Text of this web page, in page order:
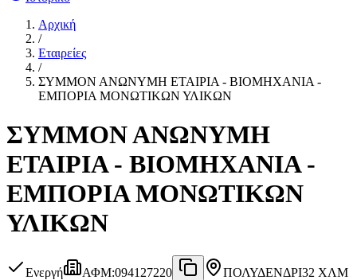
Αρχική
/
Εταιρείες
/
ΣΥΜΜΟΝ ΑΝΩΝΥΜΗ ΕΤΑΙΡΙΑ - ΒΙΟΜΗΧΑΝΙΑ -
ΕΜΠΟΡΙΑ ΜΟΝΩΤΙΚΩΝ ΥΛΙΚΩΝ
ΣΥΜΜΟΝ ΑΝΩΝΥΜΗ
ΕΤΑΙΡΙΑ - ΒΙΟΜΗΧΑΝΙΑ -
ΕΜΠΟΡΙΑ ΜΟΝΩΤΙΚΩΝ
ΥΛΙΚΩΝ
Ενεργή ΑΦΜ:094127220 ΠΟΛΥΔΕΝΔΡΙ32 ΧΛΜ